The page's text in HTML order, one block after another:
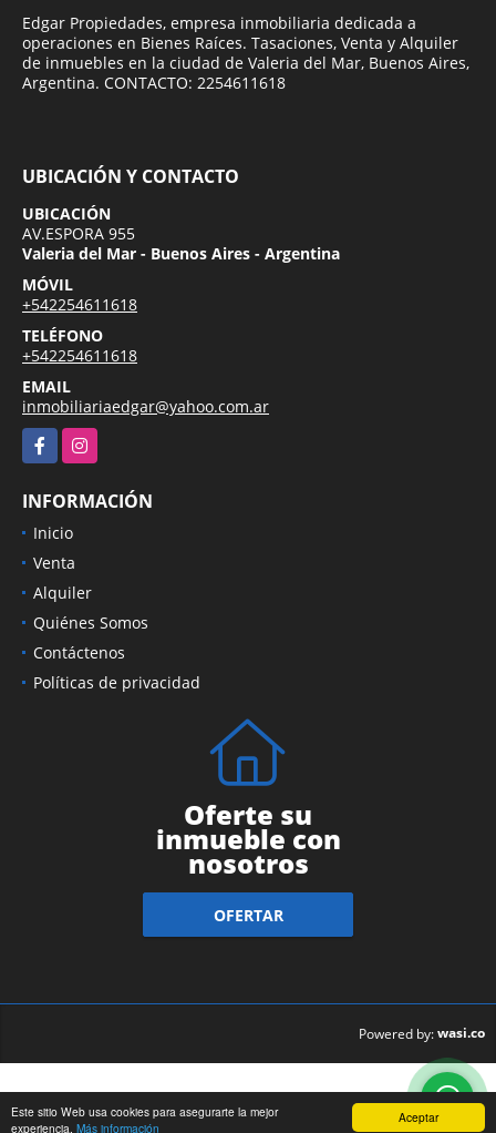
Aceptar
Este sitio Web usa cookies para asegurarte la mejor
experiencia. Más información
Edgar Propiedades, empresa inmobiliaria dedicada a
operaciones en Bienes Raíces. Tasaciones, Venta y Alquiler
de inmuebles en la ciudad de Valeria del Mar, Buenos Aires,
Argentina. CONTACTO: 2254611618
UBICACIÓN Y CONTACTO
UBICACIÓN
AV.ESPORA 955
Valeria del Mar - Buenos Aires - Argentina
MÓVIL
+542254611618
TELÉFONO
+542254611618
EMAIL
inmobiliariaedgar@yahoo.com.ar
FacebookInstagram
INFORMACIÓN
Inicio
Venta
Alquiler
Quiénes Somos
Contáctenos
Políticas de privacidad
Oferte su
inmueble con
nosotros
OFERTAR
Powered by:wasi.co